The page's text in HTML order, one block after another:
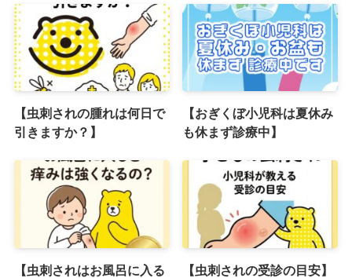
【虫刺されの腫れは何日で
引きますか？】
【おぎくぼ小児科は夏休み
も休まず診療中】
【虫刺されはお風呂に入る
【虫刺されの受診の目安】